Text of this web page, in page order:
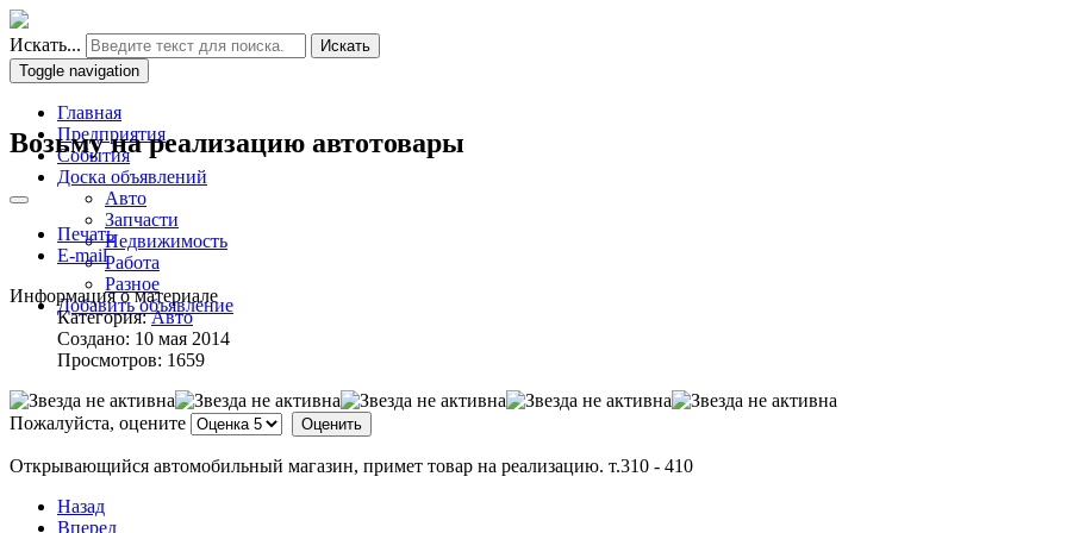
Искать...
Искать
Toggle navigation
Главная
Предприятия
События
Доска объявлений
Авто
Запчасти
Недвижимость
Работа
Разное
Добавить объявление
Возьму на реализацию автотовары
Печать
E-mail
Информация о материале
Категория:Авто
Создано: 10 мая 2014
Просмотров: 1659
Пожалуйста, оцените
Открывающийся автомобильный магазин, примет товар на реализацию. т.310 - 410
Назад
Вперед